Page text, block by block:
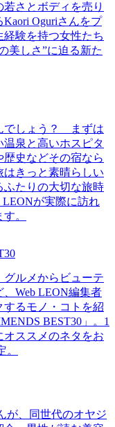
さとボディを売り
Oguriさんをプ
験を持つ女性たち
美しさ”に迫る新た
でしょう？ まずは
泉と高いホスピタ
史などその宿なら
きっと素晴らしい
ふたりの大切な旅時
LEONが実際に訪れ
。
ルメからビューテ
Web LEON編集者
るモノ・コトを紹
BEST30」。1
オススメのネタをお
が、同世代のオヤジ